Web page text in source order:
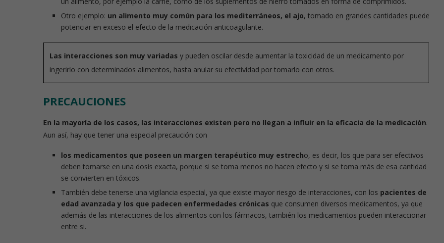
Otro ejemplo: un alimento muy común para los mediterráneos, el ajo, tomado en grandes cantidades puede
potenciar en exceso el efecto de la medicación anticoagulante.
Las interacciones son muy variadas y pueden oscilar desde aumentar la toxicidad de un medicamento por
ingerirlo con determinados alimentos, hasta anular su efectividad por tomarlo con otros.
PRECAUCIONES
En la mayoría de los casos, las interacciones existen pero no llegan a influir en la eficacia de la medicación.
Aun así, hay que tener una especial precaución con
los medicamentos que poseen un margen terapéutico muy estrecho, es decir, los que para ser efectivos
deben tomarse en una dosis exacta, porque si se toma menos no hacen efecto y si se toma más de esa cantidad
se convierten en tóxicos.
También debe tenerse una vigilancia especial, ya que existe mayor riesgo de interacciones, con los pacientes de
edad avanzada y los que padecen enfermedades crónicas que consumen diversos medicamentos, ya que
además de las interacciones de los alimentos con los fármacos, también los medicamentos pueden interaccionar
entre si.